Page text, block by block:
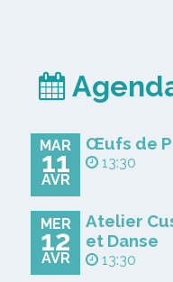
MAR
11
AVR
Œufs de
13:30
MER
12
AVR
Atelier
et Danse
13:30